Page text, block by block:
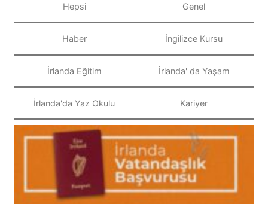
Hepsi Genel
Haber İngilizce Kursu
İrlanda Eğitim İrlanda' da Yaşam
İrlanda'da Yaz Okulu Kariyer